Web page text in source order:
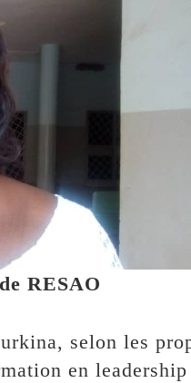
RESAO
selon les
en